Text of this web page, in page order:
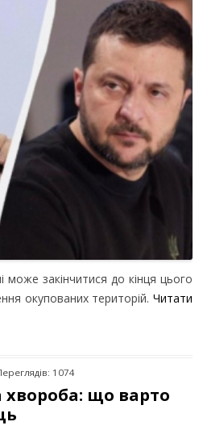
може закінчитися до кінця цього
окупованих територій. Читати
1074
що варто